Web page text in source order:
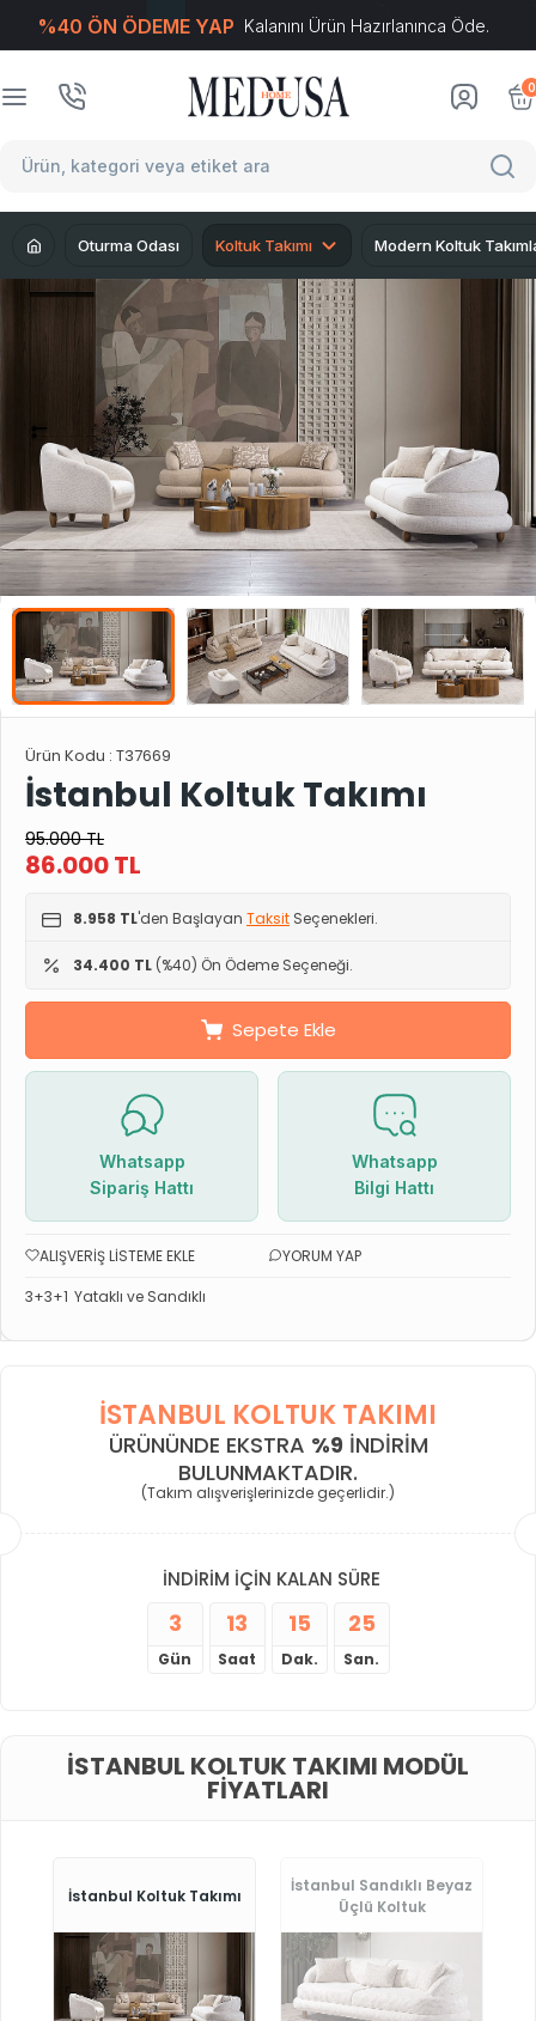
%40 ÖN ÖDEME YAP Kalanını Ürün Hazırlanınca Öde.
0
Oturma Odası Koltuk Takımı Modern Koltuk
Ürün Kodu : T37669
İstanbul Koltuk Takımı
95.000TL
86.000TL
8.958 TL'den Başlayan Taksit Seçenekleri.
34.400 TL (%40) Ön Ödeme Seçeneği.
Sepete Ekle
Whatsapp
Sipariş Hattı
Whatsapp
Bilgi Hattı
ALIŞVERIŞ LISTEME EKLE
YORUM YAP
3+3+1 Yataklı ve Sandıklı
İSTANBUL KOLTUK TAKIMI
ÜRÜNÜNDE EKSTRA %9 INDIRIM
BULUNMAKTADIR.
(Takım alışverişlerinizde geçerlidir.)
İNDİRİM İÇİN KALAN SÜRE
3
Gün
13
Saat
15
Dak.
24
San.
İSTANBUL KOLTUK TAKIMI MODÜL
FIYATLARI
İstanbul Koltuk Takımı
İstanbul Sandıklı Beyaz
Üçlü Koltuk
T-Soft E-Ticaret Sistemleriyle Hazırlanmıştır.